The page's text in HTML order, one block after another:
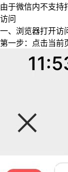
由于微信内不支持
访问
一、浏览器打开访
第一步：点击当前